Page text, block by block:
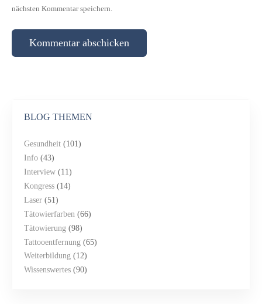
nächsten Kommentar speichern.
BLOG THEMEN
Gesundheit (101)
Info (43)
Interview (11)
Kongress (14)
Laser (51)
Tätowierfarben (66)
Tätowierung (98)
Tattooentfernung (65)
Weiterbildung (12)
Wissenswertes (90)